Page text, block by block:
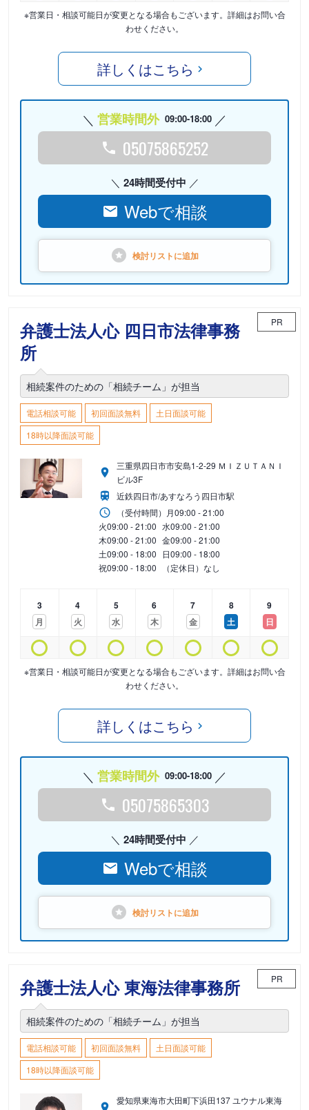
※営業日・相談可能日が変更となる場合もございます。詳細はお問い合
わせください。
詳しくはこちら
営業時間外 09:00-18:00
05075865252
24時間受付中
Webで相談
検討リストに追加
弁護士法人心 四日市法律事務
所
PR
相続案件のための「相続チーム」が担当
電話相談可能 初回面談無料
土日面談可能
18時以降面談可能
三重県四日市市安島1-2-29 ＭＩＺＵＴＡＮＩ
ビル3F
近鉄四日市/あすなろう四日市駅
（受付時間） 月09:00 - 21:00
火09:00 - 21:00 水09:00 - 21:00
木09:00 - 21:00 金09:00 - 21:00
土09:00 - 18:00 日09:00 - 18:00
祝09:00 - 18:00 （定休日）なし
3
月
4
火
5
水
6
木
7
金
8
土
9
日
※営業日・相談可能日が変更となる場合もございます。詳細はお問い合
わせください。
詳しくはこちら
営業時間外 09:00-18:00
05075865303
24時間受付中
Webで相談
検討リストに追加
弁護士法人心 東海法律事務所 PR
相続案件のための「相続チーム」が担当
電話相談可能 初回面談無料
土日面談可能
18時以降面談可能
愛知県東海市大田町下浜田137 ユウナル東海